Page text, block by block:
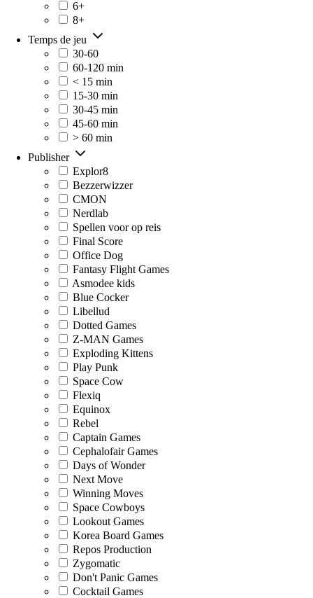
6+
8+
Temps de jeu
30-60
60-120 min
< 15 min
15-30 min
30-45 min
45-60 min
> 60 min
Publisher
Explor8
Bezzerwizzer
CMON
Nerdlab
Spellen voor op reis
Final Score
Office Dog
Fantasy Flight Games
Asmodee kids
Blue Cocker
Libellud
Dotted Games
Z-MAN Games
Exploding Kittens
Play Punk
Space Cow
Flexiq
Equinox
Rebel
Captain Games
Cephalofair Games
Days of Wonder
Next Move
Winning Moves
Space Cowboys
Lookout Games
Korea Board Games
Repos Production
Zygomatic
Don't Panic Games
Cocktail Games